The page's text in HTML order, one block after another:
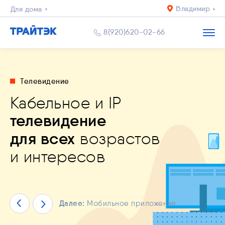
Для дома
Бизнесу
Владимир
8(920)620-02-66
Интернет
и частный дом
любых задач
и IP
всехвозрастов
приложение
Личный кабинет"
уже сейчас!
за близких
уровень
и комфорта
Далее: Видеонаблюдение